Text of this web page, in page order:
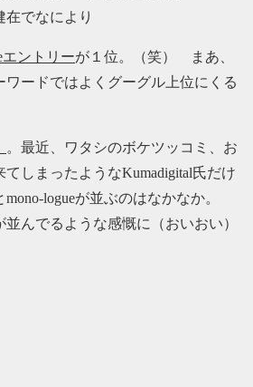
でなにより
エントリーが１位。（笑） まあ、
ワードではよくグーグル上位にくる
。最近、ワタシのボケツッコミ、お
しまったようなKumadigital氏だけ
logueが並ぶのはなかなか。
んでるような感慨に（おいおい）